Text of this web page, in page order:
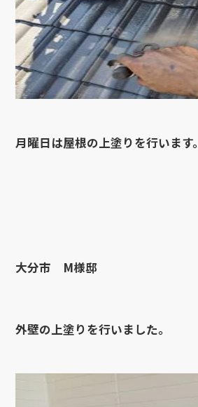
月曜日は屋根の上塗りを行います。
大分市 M様邸
外壁の上塗りを行いました。